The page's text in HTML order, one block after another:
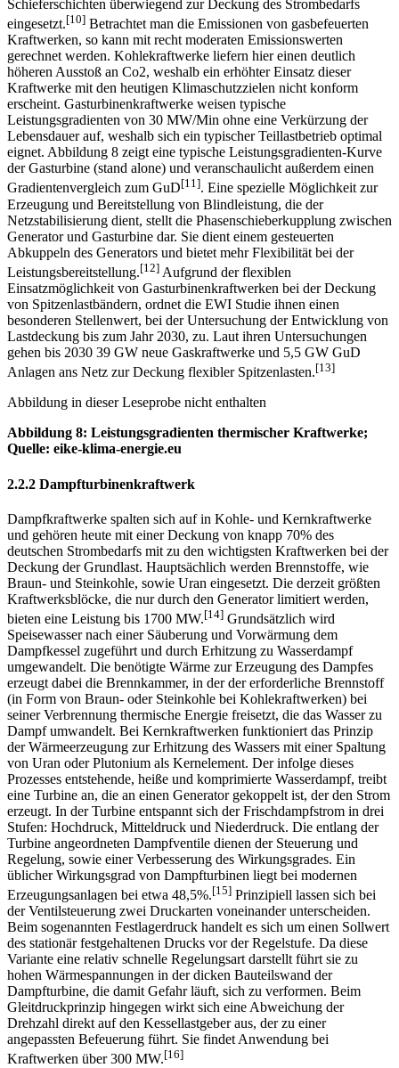
Schieferschichten überwiegend zur Deckung des Strombedarfs
eingesetzt.[10] Betrachtet man die Emissionen von gasbefeuerten
Kraftwerken, so kann mit recht moderaten Emissionswerten
gerechnet werden. Kohlekraftwerke liefern hier einen deutlich
höheren Ausstoß an Co2, weshalb ein erhöhter Einsatz dieser
Kraftwerke mit den heutigen Klimaschutzzielen nicht konform
erscheint. Gasturbinenkraftwerke weisen typische
Leistungsgradienten von 30 MW/Min ohne eine Verkürzung der
Lebensdauer auf, weshalb sich ein typischer Teillastbetrieb optimal
eignet. Abbildung 8 zeigt eine typische Leistungsgradienten-Kurve
der Gasturbine (stand alone) und veranschaulicht außerdem einen
Gradientenvergleich zum GuD[11]. Eine spezielle Möglichkeit zur
Erzeugung und Bereitstellung von Blindleistung, die der
Netzstabilisierung dient, stellt die Phasenschieberkupplung zwischen
Generator und Gasturbine dar. Sie dient einem gesteuerten
Abkuppeln des Generators und bietet mehr Flexibilität bei der
Leistungsbereitstellung.[12] Aufgrund der flexiblen
Einsatzmöglichkeit von Gasturbinenkraftwerken bei der Deckung
von Spitzenlastbändern, ordnet die EWI Studie ihnen einen
besonderen Stellenwert, bei der Untersuchung der Entwicklung von
Lastdeckung bis zum Jahr 2030, zu. Laut ihren Untersuchungen
gehen bis 2030 39 GW neue Gaskraftwerke und 5,5 GW GuD
Anlagen ans Netz zur Deckung flexibler Spitzenlasten.[13]
Abbildung in dieser Leseprobe nicht enthalten
Abbildung 8: Leistungsgradienten thermischer Kraftwerke;
Quelle: eike-klima-energie.eu
2.2.2 Dampfturbinenkraftwerk
Dampfkraftwerke spalten sich auf in Kohle- und Kernkraftwerke
und gehören heute mit einer Deckung von knapp 70% des
deutschen Strombedarfs mit zu den wichtigsten Kraftwerken bei der
Deckung der Grundlast. Hauptsächlich werden Brennstoffe, wie
Braun- und Steinkohle, sowie Uran eingesetzt. Die derzeit größten
Kraftwerksblöcke, die nur durch den Generator limitiert werden,
bieten eine Leistung bis 1700 MW.[14] Grundsätzlich wird
Speisewasser nach einer Säuberung und Vorwärmung dem
Dampfkessel zugeführt und durch Erhitzung zu Wasserdampf
umgewandelt. Die benötigte Wärme zur Erzeugung des Dampfes
erzeugt dabei die Brennkammer, in der der erforderliche Brennstoff
(in Form von Braun- oder Steinkohle bei Kohlekraftwerken) bei
seiner Verbrennung thermische Energie freisetzt, die das Wasser zu
Dampf umwandelt. Bei Kernkraftwerken funktioniert das Prinzip
der Wärmeerzeugung zur Erhitzung des Wassers mit einer Spaltung
von Uran oder Plutonium als Kernelement. Der infolge dieses
Prozesses entstehende, heiße und komprimierte Wasserdampf, treibt
eine Turbine an, die an einen Generator gekoppelt ist, der den Strom
erzeugt. In der Turbine entspannt sich der Frischdampfstrom in drei
Stufen: Hochdruck, Mitteldruck und Niederdruck. Die entlang der
Turbine angeordneten Dampfventile dienen der Steuerung und
Regelung, sowie einer Verbesserung des Wirkungsgrades. Ein
üblicher Wirkungsgrad von Dampfturbinen liegt bei modernen
Erzeugungsanlagen bei etwa 48,5%.[15] Prinzipiell lassen sich bei
der Ventilsteuerung zwei Druckarten voneinander unterscheiden.
Beim sogenannten Festlagerdruck handelt es sich um einen Sollwert
des stationär festgehaltenen Drucks vor der Regelstufe. Da diese
Variante eine relativ schnelle Regelungsart darstellt führt sie zu
hohen Wärmespannungen in der dicken Bauteilswand der
Dampfturbine, die damit Gefahr läuft, sich zu verformen. Beim
Gleitdruckprinzip hingegen wirkt sich eine Abweichung der
Drehzahl direkt auf den Kessellastgeber aus, der zu einer
angepassten Befeuerung führt. Sie findet Anwendung bei
Kraftwerken über 300 MW.[16]